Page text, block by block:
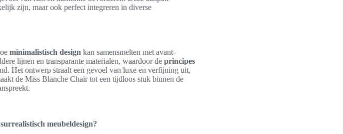
zijn, maar ook perfect integreren in diverse
minimalistisch design kan samensmelten met avant-
lijnen en transparante materialen, waardoor de principes
Het ontwerp straalt een gevoel van luxe en verfijning uit,
de Miss Blanche Chair tot een tijdloos stuk binnen de
meubeldesign?